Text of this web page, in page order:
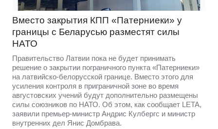
Вместо закрытия КПП «Патерниеки» у
границы с Беларусью разместят силы
НАТО
Правительство Латвии пока не будет принимать
решение о закрытии пограничного пункта «Патерниеки»
на латвийско-белорусской границе. Вместо этого для
усиления контроля в приграничной зоне во время
августовских учений будут дополнительно размещены
силы союзников по НАТО. Об этом, как сообщает LETA,
заявили премьер-министр Андрис Кулбергс и министр
внутренних дел Янис Домбрава.